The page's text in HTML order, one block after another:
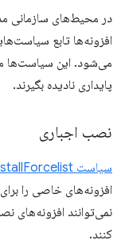
در محیط‌های سازمانی
افزونه‌ها تابع
می‌شود. این سیاست‌ها
پایداری نادیده بگیرند.
نصب اجباری
سیاست ExtensionInstallForcelist
افزونه‌های خاصی را
نمی‌توانند
کنند.